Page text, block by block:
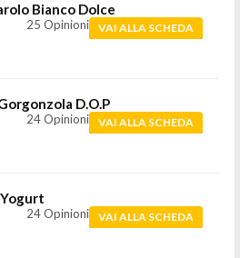
Bianco Dolce
25 Opinioni VAI ALLA SCHEDA
D.O.P
24 Opinioni VAI ALLA SCHEDA
24 Opinioni VAI ALLA SCHEDA